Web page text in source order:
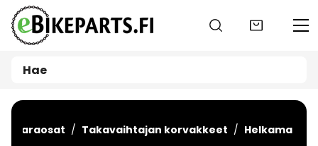
Siirry pääsisältöön
varaosat Takavaihtajan korvakkeet Helkama